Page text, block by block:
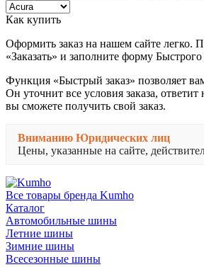
Как купить
Оформить заказ на нашем сайте легко.
«Заказать» и заполните форму Быстрого
Функция «Быстрый заказ» позволяет
Он уточнит все условия заказа,
вы сможете получить свой заказ.
Вниманию Юридических лиц
Цены, указанные на сайте,
Все товары бренда Kumho
Каталог
Автомобильные шины
Летние шины
Зимние шины
Всесезонные шины